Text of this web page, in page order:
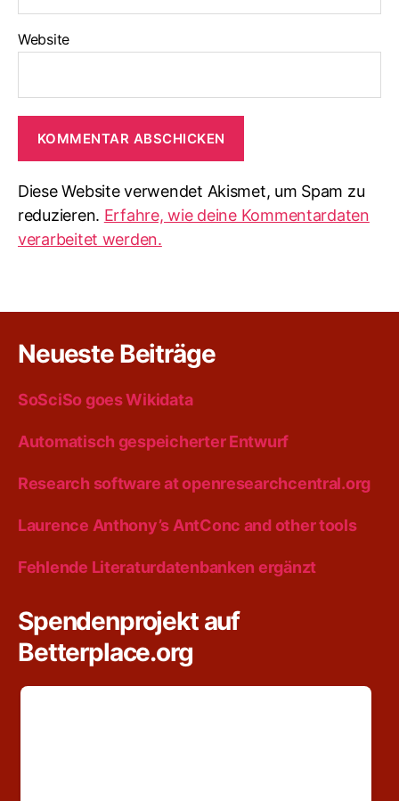
Website
Diese Website verwendet Akismet, um Spam zu
reduzieren. Erfahre, wie deine Kommentardaten
verarbeitet werden.
Neueste Beiträge
SoSciSo goes Wikidata
Automatisch gespeicherter Entwurf
Research software at openresearchcentral.org
Laurence Anthony’s AntConc and other tools
Fehlende Literaturdatenbanken ergänzt
Spendenprojekt auf
Betterplace.org